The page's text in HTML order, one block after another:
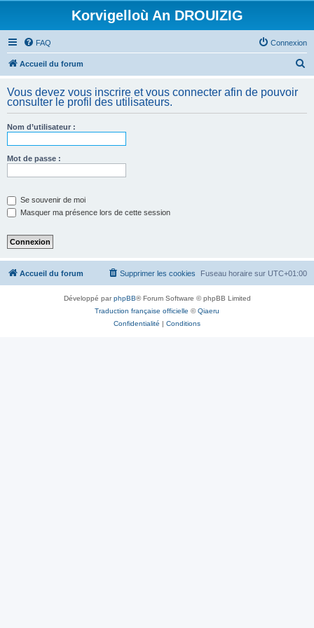
Korvigelloù An DROUIZIG
FAQ Connexion
Accueil du forum
h
Vous devez vous inscrire et vous connecter afin de pouvoir
consulter le profil des utilisateurs.
Nom d’utilisateur :
Mot de passe :
Se souvenir de moi
Masquer ma présence lors de cette session
Accueil du forum Fuseau horaire sur UTC+01:00
Supprimer les cookies
Développé parphpBB® Forum Software © phpBB Limited
Traduction française officielle ©Qiaeru
Confidentialité | Conditions